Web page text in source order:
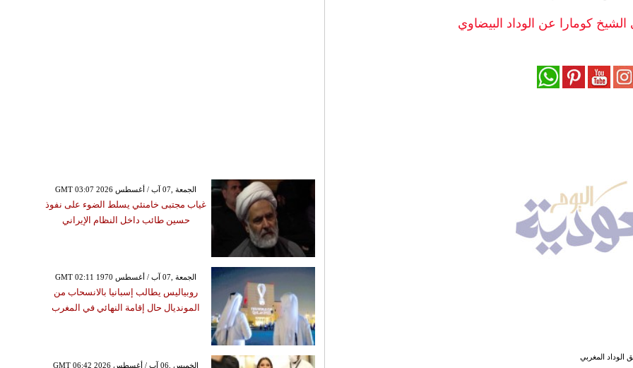
الشيخ كومارا عن الوداد البيضاوي
الوداد المغربي
GMT 03:07 2026 الجمعة ,07 آب / أغسطس
غياب مجتبى خامنئي يسلط الضوء على نفوذ
حسين طائب داخل النظام الإيراني
GMT 02:11 1970 الجمعة ,07 آب / أغسطس
روبياليس يطالب إسبانيا بالانسحاب من
المونديال حال إقامة النهائي في المغرب
GMT 06:42 2026 الخميس ,06 آب / أغسطس